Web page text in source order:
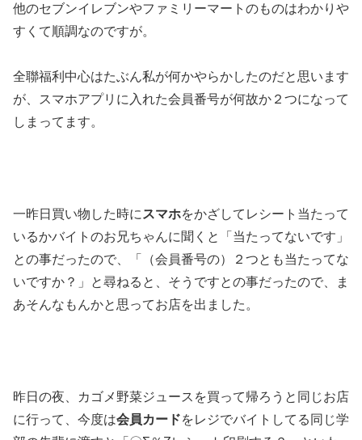
他のセブンイレブンやファミリーマートのものはわかりや
すくて順調なのですが。
全聯福利中心はたぶん私が何かやらかしたのだと思います
が、スマホアプリに入れた会員番号が何故か２つになって
しまってます。
一昨日買い物した時に スマホをかざしてレシート当たって
いるかバイトのお兄ちゃんに聞くと「当たってないです」
との事だったので、「（会員番号の）２つとも当たってな
いですか？」と尋ねると、そうですとの事だったので、ま
あそんなもんかと思ってお店を出ました。
昨日の夜、カゴメ野菜ジュースを買って帰ろうと同じお店
に行って、今度は会員カードをレジでバイトしてる同じ学